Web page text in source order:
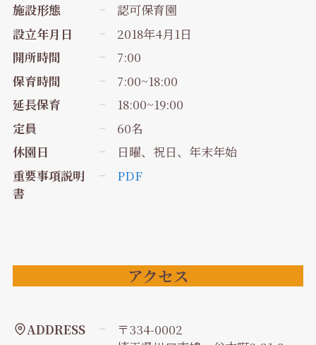
施設形態
認可保育園
設立年月日
2018年4月1日
開所時間
7:00
保育時間
7:00~18:00
延長保育
18:00~19:00
定員
60名
休園日
日曜、祝日、年末年始
重要事項説明
書
PDF
アクセス
ADDRESS
〒334-0002